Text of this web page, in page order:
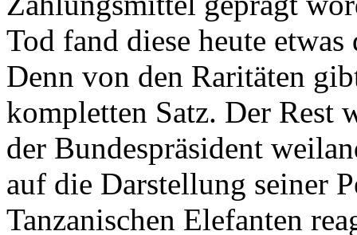
Tod fand diese heute
Denn von den Raritäten
kompletten Satz. Der Rest
der Bundespräsident
auf die Darstellung seiner
Tanzanischen Elefanten